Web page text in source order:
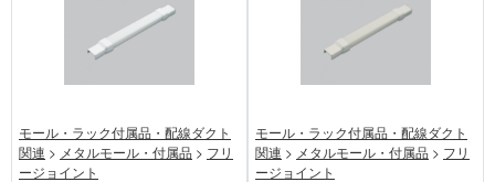
モール・ラック付属品・配線ダクト
関連 > メタルモール・付属品 > フリ
ージョイント
モール・ラック付属品・配線ダクト
関連 > メタルモール・付属品 > フリ
ージョイント